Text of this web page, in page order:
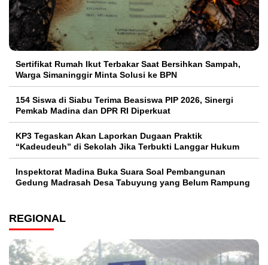
Sertifikat Rumah Ikut Terbakar Saat Bersihkan Sampah,
Warga Simaninggir Minta Solusi ke BPN
154 Siswa di Siabu Terima Beasiswa PIP 2026, Sinergi
Pemkab Madina dan DPR RI Diperkuat
KP3 Tegaskan Akan Laporkan Dugaan Praktik
“Kadeudeuh” di Sekolah Jika Terbukti Langgar Hukum
Inspektorat Madina Buka Suara Soal Pembangunan
Gedung Madrasah Desa Tabuyung yang Belum Rampung
REGIONAL